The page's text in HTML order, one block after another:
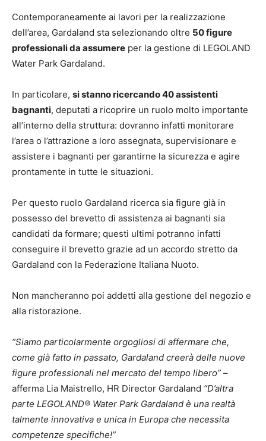
Contemporaneamente ai lavori per la realizzazione
dell’area, Gardaland sta selezionando oltre 50 figure
professionali da assumere per la gestione di LEGOLAND
Water Park Gardaland.
In particolare, si stanno ricercando 40 assistenti
bagnanti, deputati a ricoprire un ruolo molto importante
all’interno della struttura: dovranno infatti monitorare
l’area o l’attrazione a loro assegnata, supervisionare e
assistere i bagnanti per garantirne la sicurezza e agire
prontamente in tutte le situazioni.
Per questo ruolo Gardaland ricerca sia figure già in
possesso del brevetto di assistenza ai bagnanti sia
candidati da formare; questi ultimi potranno infatti
conseguire il brevetto grazie ad un accordo stretto da
Gardaland con la Federazione Italiana Nuoto.
Non mancheranno poi addetti alla gestione del negozio e
alla ristorazione.
“Siamo particolarmente orgogliosi di affermare che,
come già fatto in passato, Gardaland creerà delle nuove
figure professionali nel mercato del tempo libero” –
afferma Lia Maistrello, HR Director Gardaland “D’altra
parte LEGOLAND® Water Park Gardaland è una realtà
talmente innovativa e unica in Europa che necessita
competenze specifiche!”